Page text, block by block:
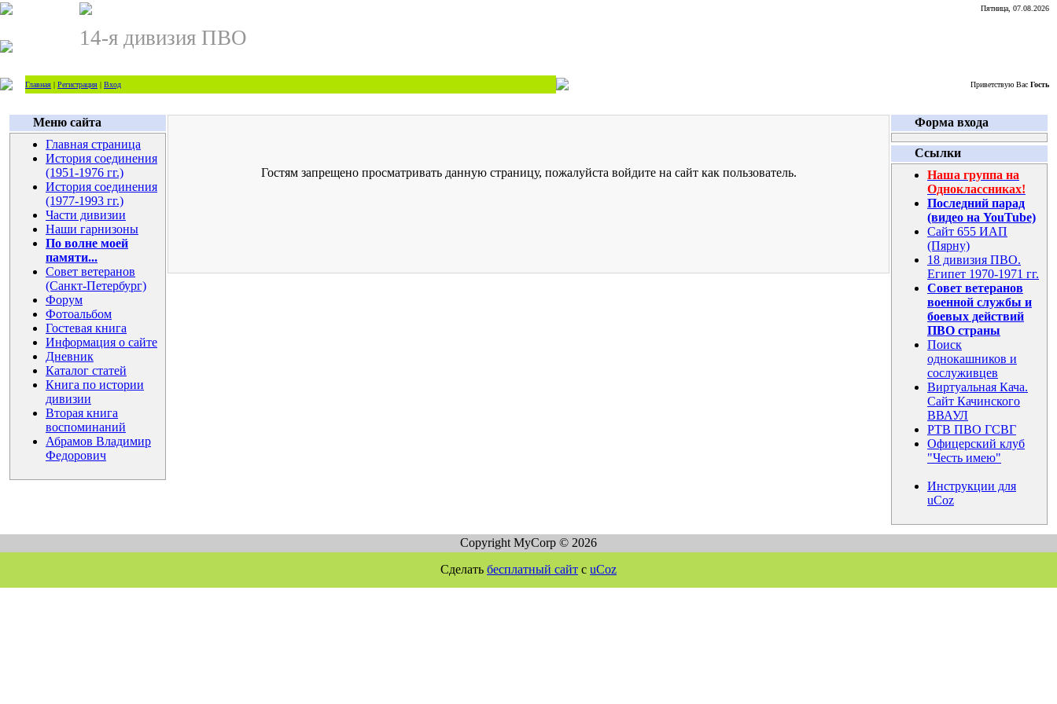
Пятница, 07.08.2026
14-я дивизия ПВО
Главная | Регистрация | Вход Приветствую Вас Гость
Меню сайта
Главная страница
История соединения
(1951-1976 гг.)
История соединения
(1977-1993 гг.)
Части дивизии
Наши гарнизоны
По волне моей
памяти...
Совет ветеранов
(Санкт-Петербург)
Форум
Фотоальбом
Гостевая книга
Информация о сайте
Дневник
Каталог статей
Книга по истории
дивизии
Вторая книга
воспоминаний
Абрамов Владимир
Федорович
Гостям запрещено просматривать данную страницу, пожалуйста войдите на сайт как пользователь.
Форма входа
Ссылки
Наша группа на
Одноклассниках!
Последний парад
(видео на YouTube)
Сайт 655 ИАП
(Пярну)
18 дивизия ПВО.
Египет 1970-1971 гг.
Совет ветеранов
военной службы и
боевых действий
ПВО страны
Поиск
однокашников и
сослуживцев
Виртуальная Кача.
Сайт Качинского
ВВАУЛ
РТВ ПВО ГСВГ
Офицерский клуб
"Честь имею"
Инструкции для
uCoz
Copyright MyCorp © 2026
Сделать бесплатный сайт с uCoz